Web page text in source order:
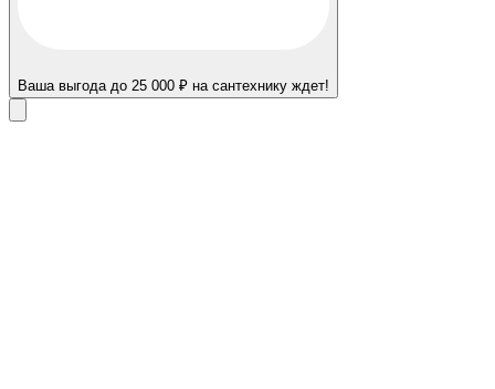
Ваша выгода до 25 000 ₽ на сантехнику ждет!